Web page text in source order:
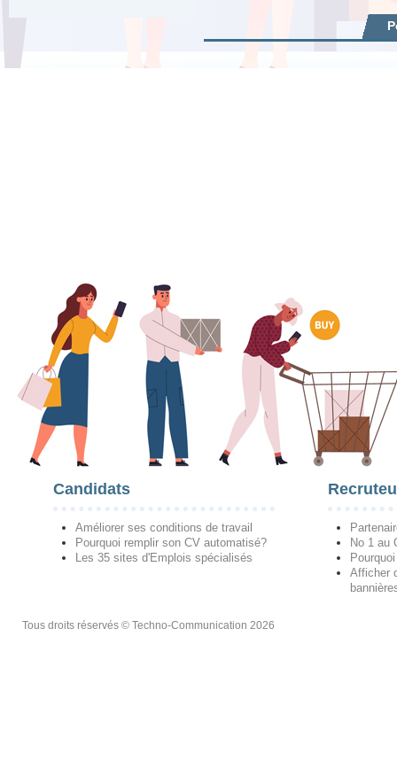
Candidats
Améliorer ses conditions de travail
Pourquoi remplir son CV automatisé?
Les 35 sites d'Emplois spécialisés
No 1 au
Afficher
Tous droits réservés © Techno-Communication 2026